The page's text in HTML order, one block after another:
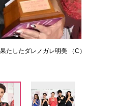
たしたダレノガレ明美 （C）